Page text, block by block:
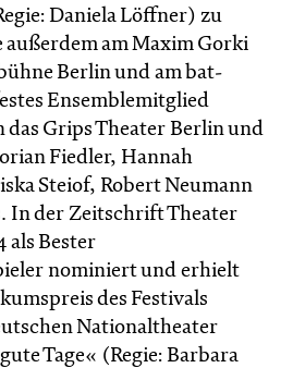
Daniela Löffner) zu
außerdem am Maxim Gorki
Berlin und am bat-
Ensemblemitglied
das Grips Theater Berlin und
Fiedler, Hannah
Steiof, Robert Neumann
In der Zeitschrift Theater
als Bester
nominiert und erhielt
des Festivals
Nationaltheater
Tage« (Regie: Barbara